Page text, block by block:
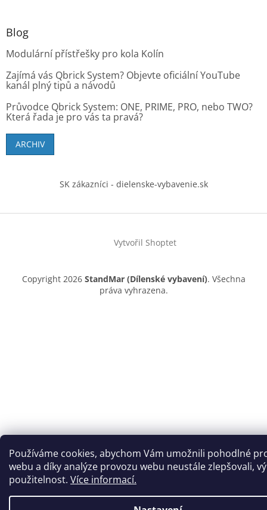
Používáme cookies, abychom Vám umožnili pohodlné
webu a díky analýze provozu webu neustále zlepšovali,
použitelnost. Více informací.
Blog
Modulární přístřešky pro kola Kolín
Zajímá vás Qbrick System? Objevte oficiální YouTube
kanál plný tipů a návodů
Průvodce Qbrick System: ONE, PRIME, PRO, nebo TWO?
Která řada je pro vás ta pravá?
ARCHIV
SK zákazníci - dielenske-vybavenie.sk
Vytvořil Shoptet
Copyright 2026 StandMar (Dílenské vybavení). Všechna
práva vyhrazena.